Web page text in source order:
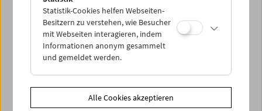
PROGRAMM ÜBERBLICK
Statistik-Cookies helfen Webseiten-
Besitzern zu verstehen, wie Besucher
mit Webseiten interagieren, indem
Informationen anonym gesammelt
und gemeldet werden.
Alle Cookies akzeptieren